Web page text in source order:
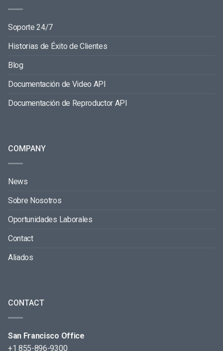
Soporte 24/7
Historias de Éxito de Clientes
Blog
Documentación de Video API
Documentación de Reproductor API
COMPANY
News
Sobre Nosotros
Oportunidades Laborales
Contact
Aliados
CONTACT
San Francisco Office
+1 855-896-9300